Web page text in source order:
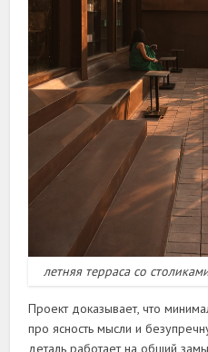
летняя терраса со
Проект доказывает, что
про ясность мысли и
деталь работает на общий